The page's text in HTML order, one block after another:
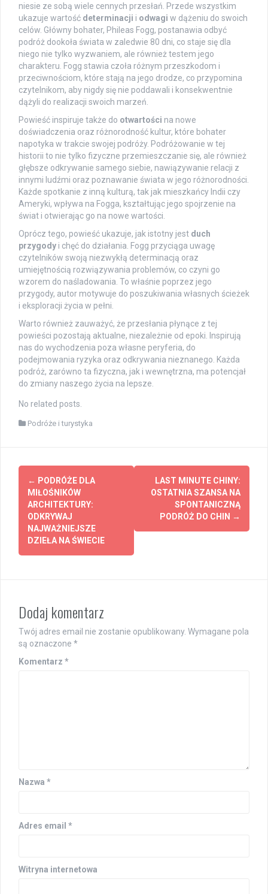
niesie ze sobą wiele cennych przesłań. Przede wszystkim
ukazuje wartość determinacji i odwagi w dążeniu do swoich
celów. Główny bohater, Phileas Fogg, postanawia odbyć
podróż dookoła świata w zaledwie 80 dni, co staje się dla
niego nie tylko wyzwaniem, ale również testem jego
charakteru. Fogg stawia czoła różnym przeszkodom i
przeciwnościom, które stają na jego drodze, co przypomina
czytelnikom, aby nigdy się nie poddawali i konsekwentnie
dążyli do realizacji swoich marzeń.
Powieść inspiruje także do otwartości na nowe
doświadczenia oraz różnorodność kultur, które bohater
napotyka w trakcie swojej podróży. Podróżowanie w tej
historii to nie tylko fizyczne przemieszczanie się, ale również
głębsze odkrywanie samego siebie, nawiązywanie relacji z
innymi ludźmi oraz poznawanie świata w jego różnorodności.
Każde spotkanie z inną kulturą, tak jak mieszkańcy Indii czy
Ameryki, wpływa na Fogga, kształtując jego spojrzenie na
świat i otwierając go na nowe wartości.
Oprócz tego, powieść ukazuje, jak istotny jest duch
przygody i chęć do działania. Fogg przyciąga uwagę
czytelników swoją niezwykłą determinacją oraz
umiejętnością rozwiązywania problemów, co czyni go
wzorem do naśladowania. To właśnie poprzez jego
przygody, autor motywuje do poszukiwania własnych ścieżek
i eksploracji życia w pełni.
Warto również zauważyć, że przesłania płynące z tej
powieści pozostają aktualne, niezależnie od epoki. Inspirują
nas do wychodzenia poza własne peryferia, do
podejmowania ryzyka oraz odkrywania nieznanego. Każda
podróż, zarówno ta fizyczna, jak i wewnętrzna, ma potencjał
do zmiany naszego życia na lepsze.
No related posts.
Podróże i turystyka
Post
navigation
← PODRÓŻE DLA
MIŁOŚNIKÓW
ARCHITEKTURY:
ODKRYWAJ
NAJWAŻNIEJSZE
DZIEŁA NA ŚWIECIE
LAST MINUTE CHINY:
OSTATNIA SZANSA NA
SPONTANICZNĄ
PODRÓŻ DO CHIN →
Dodaj komentarz
Twój adres email nie zostanie opublikowany. Wymagane pola
są oznaczone *
Komentarz *
Nazwa *
Adres email *
Witryna internetowa